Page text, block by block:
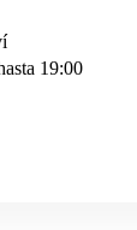
19:00